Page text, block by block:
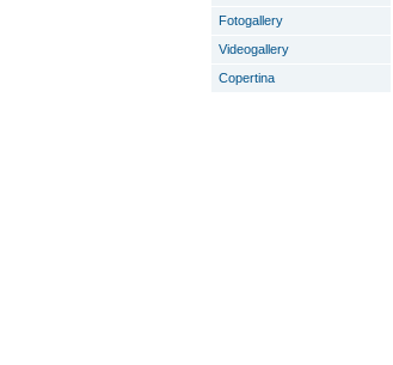
Fotogallery
Videogallery
Copertina